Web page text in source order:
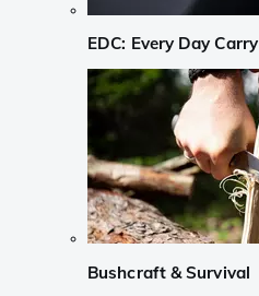
EDC: Every Day Carry
Bushcraft & Survival